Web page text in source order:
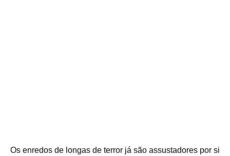
Os enredos de longas de terror já são assustadores por si